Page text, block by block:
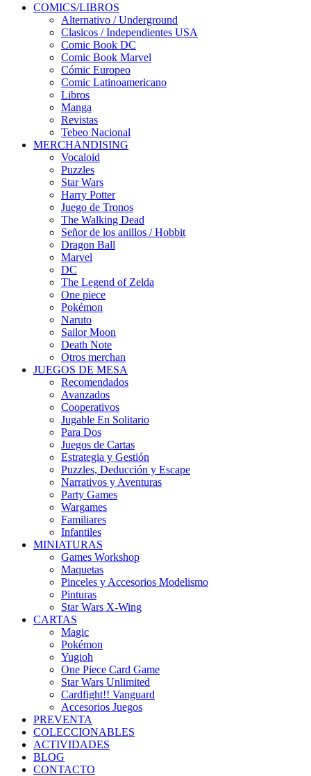
COMICS/LIBROS
Alternativo / Underground
Clasicos / Independientes USA
Comic Book DC
Comic Book Marvel
Cómic Europeo
Comic Latinoamericano
Libros
Manga
Revistas
Tebeo Nacional
MERCHANDISING
Vocaloid
Puzzles
Star Wars
Harry Potter
Juego de Tronos
The Walking Dead
Señor de los anillos / Hobbit
Dragon Ball
Marvel
DC
The Legend of Zelda
One piece
Pokémon
Naruto
Sailor Moon
Death Note
Otros merchan
JUEGOS DE MESA
Recomendados
Avanzados
Cooperativos
Jugable En Solitario
Para Dos
Juegos de Cartas
Estrategia y Gestión
Puzzles, Deducción y Escape
Narrativos y Aventuras
Party Games
Wargames
Familiares
Infantiles
MINIATURAS
Games Workshop
Maquetas
Pinceles y Accesorios Modelismo
Pinturas
Star Wars X-Wing
CARTAS
Magic
Pokémon
Yugioh
One Piece Card Game
Star Wars Unlimited
Cardfight!! Vanguard
Accesorios Juegos
PREVENTA
COLECCIONABLES
ACTIVIDADES
BLOG
CONTACTO